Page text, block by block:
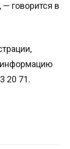
говорится в
информацию
20 71.